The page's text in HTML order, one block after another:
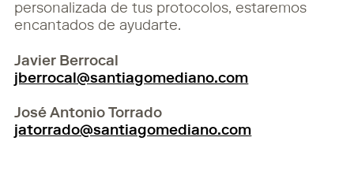
personalizada de tus protocolos, estaremos
encantados de ayudarte.
Javier Berrocal
jberrocal@santiagomediano.com
José Antonio Torrado
jatorrado@santiagomediano.com